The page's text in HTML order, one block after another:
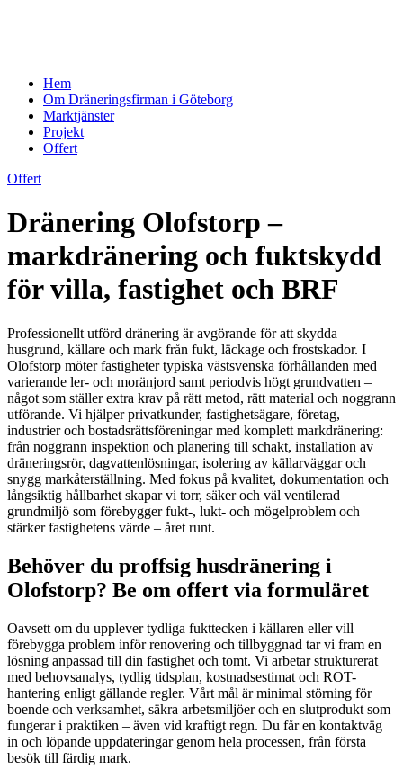
Hem
Om Dräneringsfirman i Göteborg
Marktjänster
Projekt
Offert
Offert
Dränering Olofstorp –
markdränering och fuktskydd
för villa, fastighet och BRF
Professionellt utförd dränering är avgörande för att skydda
husgrund, källare och mark från fukt, läckage och frostskador. I
Olofstorp möter fastigheter typiska västsvenska förhållanden med
varierande ler- och moränjord samt periodvis högt grundvatten –
något som ställer extra krav på rätt metod, rätt material och noggrann
utförande. Vi hjälper privatkunder, fastighetsägare, företag,
industrier och bostadsrättsföreningar med komplett markdränering:
från noggrann inspektion och planering till schakt, installation av
dräneringsrör, dagvattenlösningar, isolering av källarväggar och
snygg markåterställning. Med fokus på kvalitet, dokumentation och
långsiktig hållbarhet skapar vi torr, säker och väl ventilerad
grundmiljö som förebygger fukt-, lukt- och mögelproblem och
stärker fastighetens värde – året runt.
Behöver du proffsig husdränering i
Olofstorp? Be om offert via formuläret
Oavsett om du upplever tydliga fukttecken i källaren eller vill
förebygga problem inför renovering och tillbyggnad tar vi fram en
lösning anpassad till din fastighet och tomt. Vi arbetar strukturerat
med behovsanalys, tydlig tidsplan, kostnadsestimat och ROT-
hantering enligt gällande regler. Vårt mål är minimal störning för
boende och verksamhet, säkra arbetsmiljöer och en slutprodukt som
fungerar i praktiken – även vid kraftigt regn. Du får en kontaktväg
in och löpande uppdateringar genom hela processen, från första
besök till färdig mark.